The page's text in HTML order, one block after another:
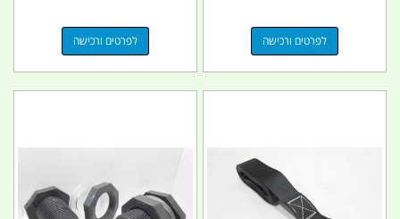
לפרטים ורכישה לפרטים ורכישה